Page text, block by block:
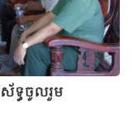
ស័ទ្ធចូលរួម